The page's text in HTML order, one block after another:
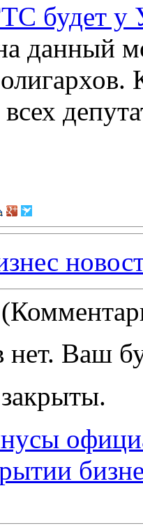
будет у
данный
нет. Ваш